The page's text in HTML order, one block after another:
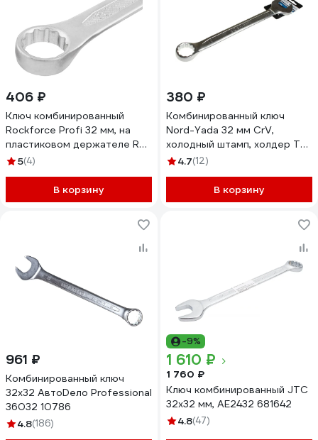
406 ₽
Ключ комбинированный
Rockforce Profi 32 мм, на
пластиковом держателе RF-
75632(18310)
5(4)
В корзину
380 ₽
Комбинированный ключ
Nord-Yada 32 мм CrV,
холодный штамп, холдер TM
Nord YADA 904770
4.7(12)
В корзину
961 ₽
Комбинированный ключ
32х32 АвтоDело Professional
36032 10786
4.8(186)
-9%
1 610 ₽
1 760 ₽
Ключ комбинированный JTC
32x32 мм, AE2432 681642
4.8(47)